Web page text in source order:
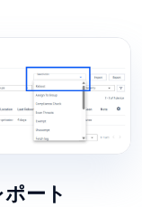
ート